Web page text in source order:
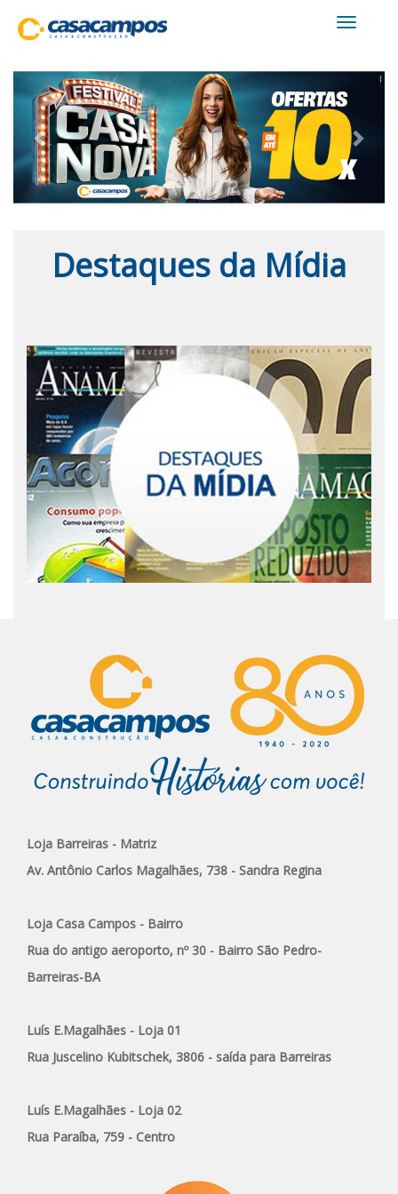
Toggle
Destaques da Mídia
Loja Barreiras - Matriz
Av. Antônio Carlos Magalhães, 738 - Sandra Regina
Loja Casa Campos - Bairro
Rua do antigo aeroporto, nº 30 - Bairro São Pedro-
Barreiras-BA
Luís E.Magalhães - Loja 01
Rua Juscelino Kubitschek, 3806 - saída para Barreiras
Luís E.Magalhães - Loja 02
Rua Paraíba, 759 - Centro